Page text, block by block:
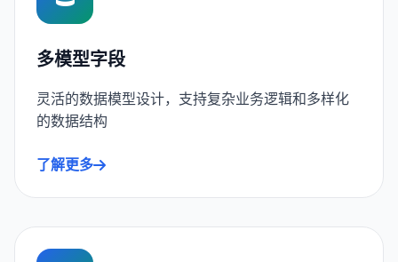
多模型字段
灵活的数据模型设计，支持复杂业务逻辑和多样化
的数据结构
了解更多